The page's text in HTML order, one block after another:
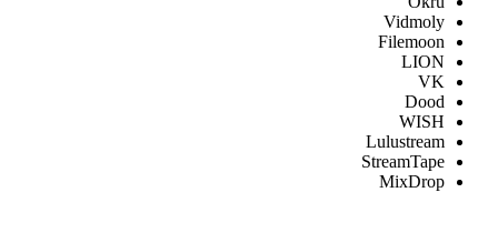
Vidmoly
Filemoon
LION
VK
Dood
WISH
Lulustream
StreamTape
MixDrop